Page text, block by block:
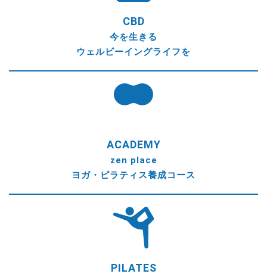
CBD
今を生きる
ウェルビーイングライフを
ACADEMY
zen place
ヨガ・ピラティス養成コース
PILATES